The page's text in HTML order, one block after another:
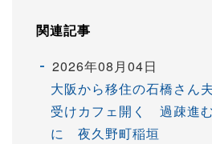
関連記事
2026年08月04日
大阪から移住の石橋さん
受けカフェ開く 過疎進
に 夜久野町稲垣